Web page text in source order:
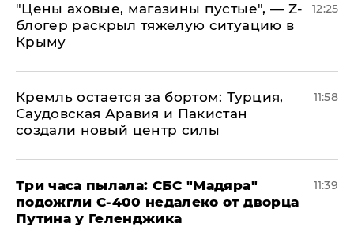
​"Цены аховые, магазины пустые", — Z-
блогер раскрыл тяжелую ситуацию в
Крыму
12:25
​Кремль остается за бортом: Турция,
Саудовская Аравия и Пакистан
создали новый центр силы
11:58
Три часа пылала: СБС "Мадяра"
подожгли С-400 недалеко от дворца
Путина у Геленджика
11:39